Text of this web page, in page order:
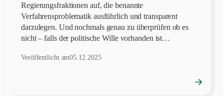
Regierungsfraktionen auf, die benannte
Verfahrensproblematik ausführlich und transparent
darzulegen. Und nochmals genau zu überprüfen ob es
nicht – falls der politische Wille vorhanden ist…
Veröffentlicht am05.12.2025
→